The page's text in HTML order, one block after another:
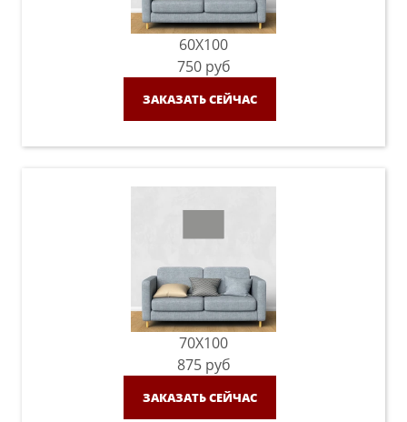
60X100
750 руб
ЗАКАЗАТЬ СЕЙЧАС
70X100
875 руб
ЗАКАЗАТЬ СЕЙЧАС